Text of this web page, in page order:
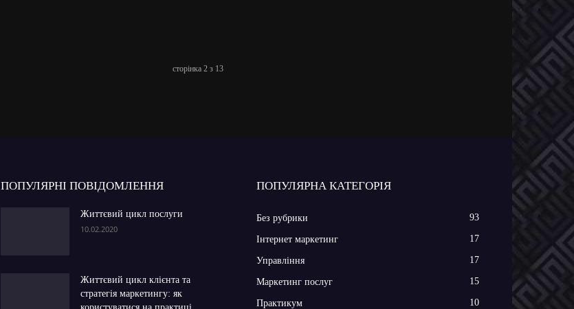
сторінка 2 з 13
ПОПУЛЯРНІ ПОВІДОМЛЕННЯ
Життєвий цикл послуги
10.02.2020
Життєвий цикл клієнта та
стратегія маркетингу: як
ПОПУЛЯРНА КАТЕГОРІЯ
Без рубрики 93
Інтернет маркетинг 17
Управління 17
Маркетинг послуг 15
Практикум 10